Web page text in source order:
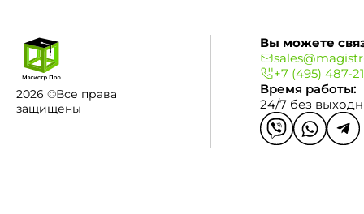
2026 ©Все права
защищены
Вы можете
+7 (495) 487-
Время работы:
24/7 без